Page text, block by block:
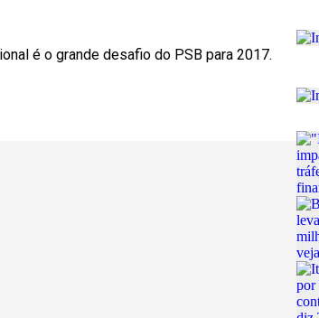
é o grande desafio do PSB para 2017.